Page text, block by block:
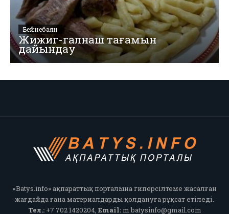
Бейнебаян
Жижиг-галнаш тағамын
дайындау
«Batys.info» ақпараттық порталына гиперсілтеме жасалған
жағдайда ғана материалдарды қолдануға рұқсат етіледі.
Тел.:+7 702 1420204, Email:m.batysinfo@gmail.com